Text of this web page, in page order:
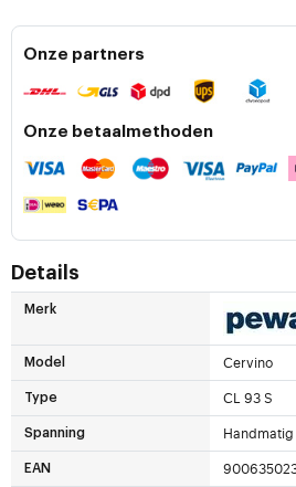
Onze partners
Onze betaalmethoden
Details
Merk
Model Cervino
Type CL 93 S
Spanning Handmatig
EAN